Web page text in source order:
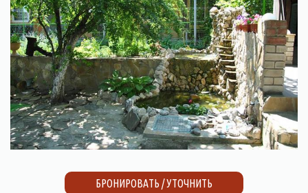
БРОНИРОВАТЬ / УТОЧНИТЬ